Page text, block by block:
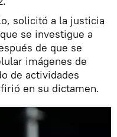
solicitó a la justicia
se investigue a
de que se
imágenes de
de actividades
en su dictamen.